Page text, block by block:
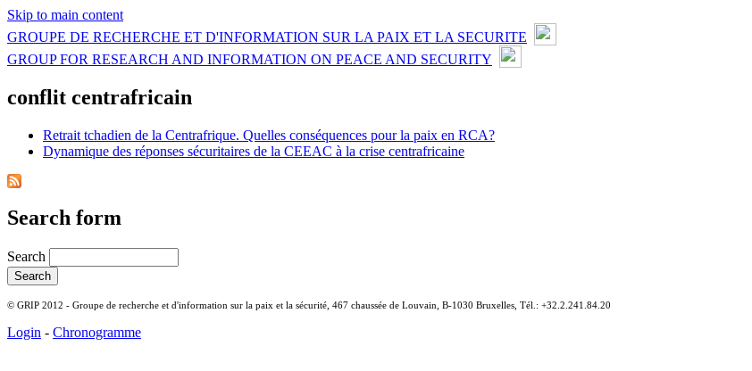
Skip to main content
GROUPE DE RECHERCHE ET D'INFORMATION SUR LA PAIX ET LA SECURITE
GROUP FOR RESEARCH AND INFORMATION ON PEACE AND SECURITY
conflit centrafricain
Retrait tchadien de la Centrafrique. Quelles conséquences pour la paix en RCA?
Dynamique des réponses sécuritaires de la CEEAC à la crise centrafricaine
Search form
Search
© GRIP 2012 - Groupe de recherche et d'information sur la paix et la sécurité, 467 chaussée de Louvain, B-1030 Bruxelles, Tél.: +32.2.241.84.20
Login - Chronogramme